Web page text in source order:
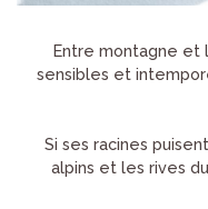
Entre montagne et
sensibles et
Si ses racines
alpins et les rives